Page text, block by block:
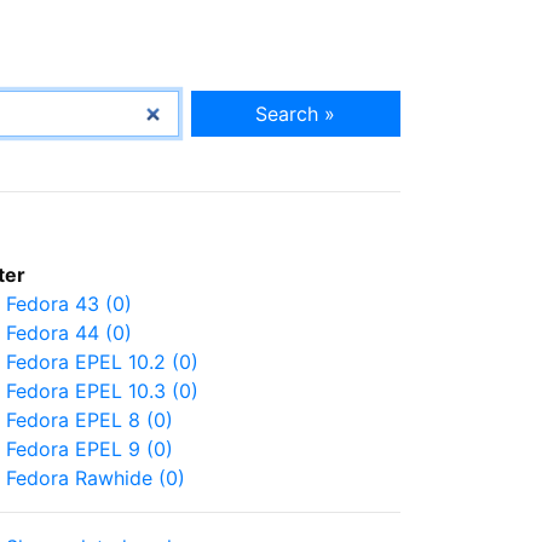
Search »
Fedora 43 (0)
Fedora 44 (0)
Fedora EPEL 10.2 (0)
Fedora EPEL 10.3 (0)
Fedora EPEL 8 (0)
Fedora EPEL 9 (0)
Fedora Rawhide (0)